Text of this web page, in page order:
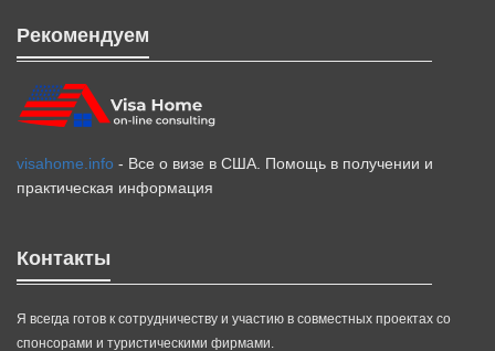
Рекомендуем
visahome.info - Все о визе в США. Помощь в получении и
практическая информация
Контакты
Я всегда готов к сотрудничеству и участию в совместных проектах со
спонсорами и туристическими фирмами.